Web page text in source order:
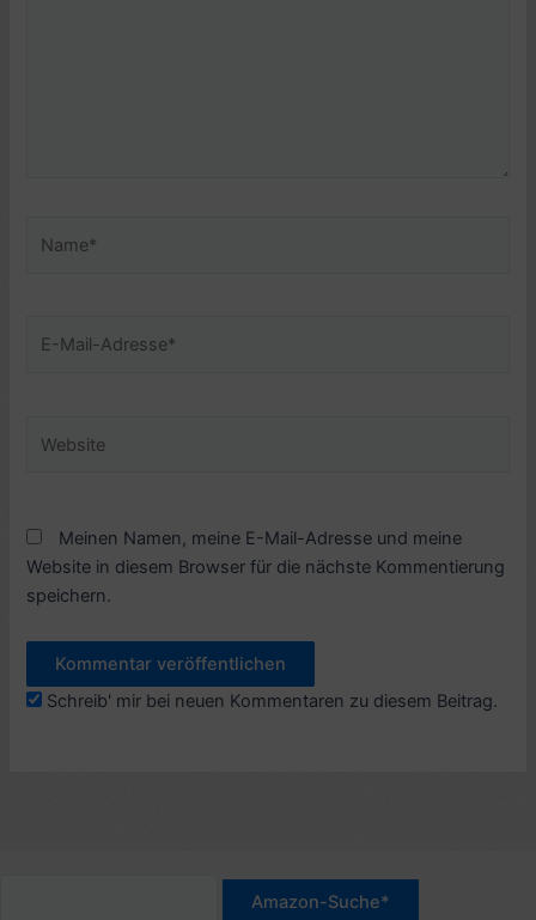
Mail-
Meinen Namen, meine E-Mail-Adresse und meine
Website in diesem Browser für die nächste Kommentierung
speichern.
Schreib' mir bei neuen Kommentaren zu diesem Beitrag.